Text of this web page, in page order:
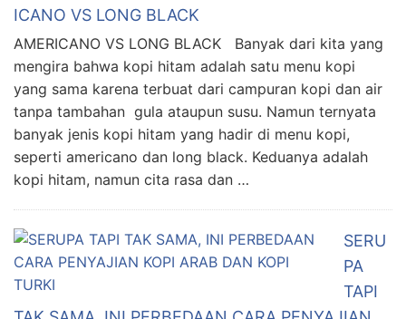
ICANO VS LONG BLACK
AMERICANO VS LONG BLACK Banyak dari kita yang
mengira bahwa kopi hitam adalah satu menu kopi
yang sama karena terbuat dari campuran kopi dan air
tanpa tambahan gula ataupun susu. Namun ternyata
banyak jenis kopi hitam yang hadir di menu kopi,
seperti americano dan long black. Keduanya adalah
kopi hitam, namun cita rasa dan …
SERU
PA
TAPI